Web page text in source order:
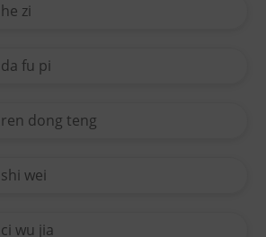
he zi
da fu pi
ren dong teng
shi wei
ci wu jia